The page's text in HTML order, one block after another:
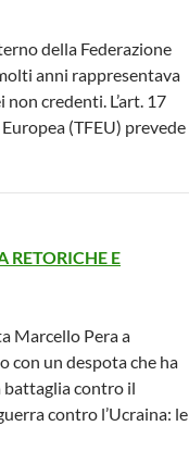
della Federazione
anni rappresentava
credenti. L’art. 17
(TFEU) prevede
RETORICHE E
Marcello Pera a
con un despota che ha
contro il
contro l’Ucraina: le